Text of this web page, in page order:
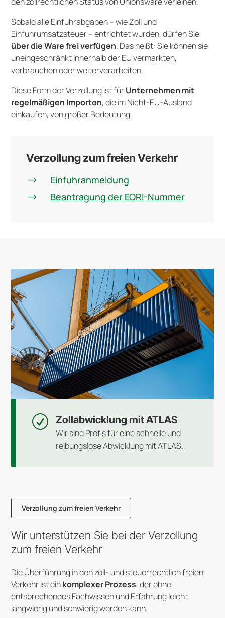
Sobald alle Einfuhrabgaben – wie Zoll und
Einfuhrumsatzsteuer – entrichtet wurden, dürfen Sie
über die Ware frei verfügen. Das heißt: Sie können sie
uneingeschränkt innerhalb der EU vermarkten,
verbrauchen oder weiterverarbeiten.
Diese Form der Verzollung ist für Unternehmen mit
regelmäßigen Importen, die im Nicht-EU-Ausland
einkaufen, von großer Bedeutung.
Verzollung zum freien Verkehr
$ Einfuhranmeldung
$ Beantragung der EORI-Nummer
R Zollabwicklung mit ATLAS
Wir sind Profis für eine schnelle und
reibungslose Abwicklung mit ATLAS.
Verzollung zum freien Verkehr
Wir unterstützen Sie bei der Verzollung
zum freien Verkehr
Die Überführung in den zoll- und steuerrechtlich freien
Verkehr ist einkomplexer Prozess, der ohne
entsprechendes Fachwissen und Erfahrung leicht
langwierig und schwierig werden kann.